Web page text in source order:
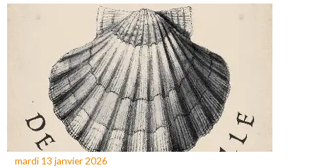
mardi 13 janvier 2026